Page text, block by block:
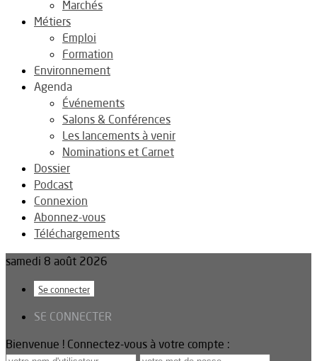
Marchés
Métiers
Emploi
Formation
Environnement
Agenda
Événements
Salons & Conférences
Les lancements à venir
Nominations et Carnet
Dossier
Podcast
Connexion
Abonnez-vous
Téléchargements
samedi 8 août 2026
Se connecter
SE CONNECTER
Bienvenue ! Connectez-vous à votre compte :